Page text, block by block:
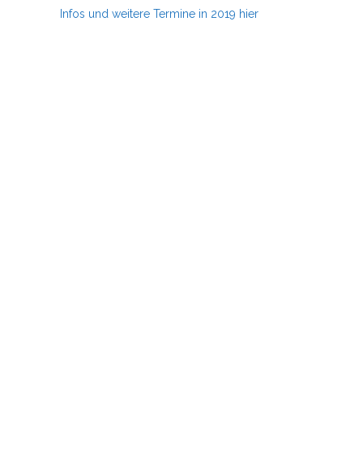
Infos und weitere Termine in 2019 hier